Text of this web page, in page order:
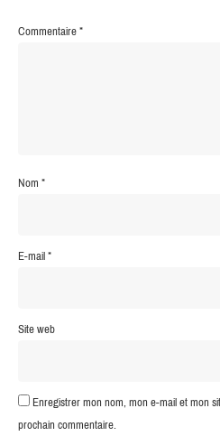
Commentaire*
Nom*
E-mail*
Site web
Enregistrer mon nom, mon e-mail et mon
prochain commentaire.